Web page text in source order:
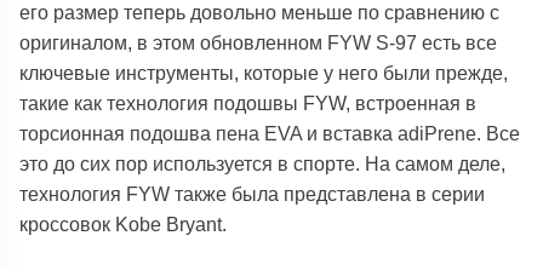
его размер теперь довольно меньше по сравнению с
оригиналом, в этом обновленном FYW S-97 есть все
ключевые инструменты, которые у него были прежде,
такие как технология подошвы FYW, встроенная в
торсионная подошва пена EVA и вставка adiPrene. Все
это до сих пор используется в спорте. На самом деле,
технология FYW также была представлена ​​в серии
кроссовок Kobe Bryant.